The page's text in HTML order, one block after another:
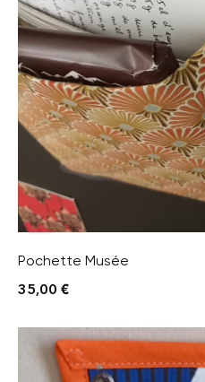
Pochette Musée
35,00 €